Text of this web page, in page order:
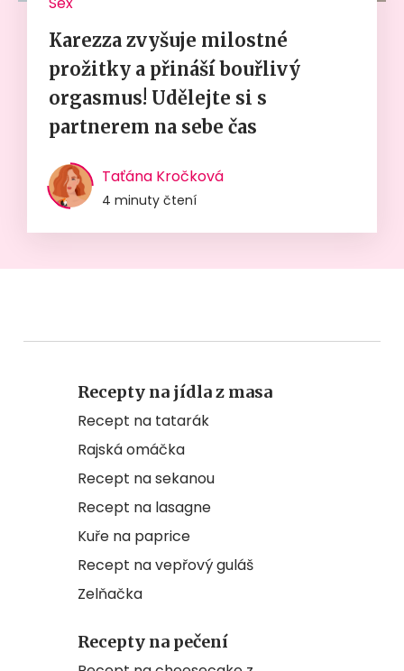
Karezza zvyšuje milostné
prožitky a přináší bouřlivý
orgasmus! Udělejte si s
partnerem na sebe čas
Taťána Kročková
4 minuty čtení
Recepty na jídla z masa
Recept na tatarák
Rajská omáčka
Recept na sekanou
Recept na lasagne
Kuře na paprice
Recept na vepřový guláš
Zelňačka
Recepty na pečení